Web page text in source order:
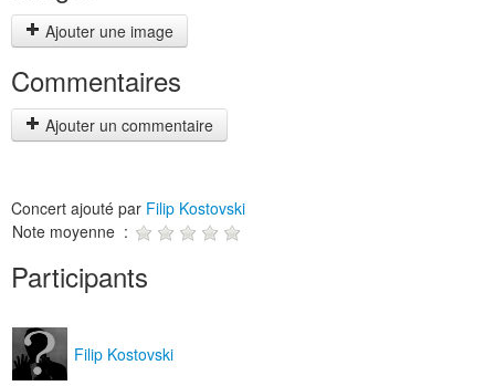
Ajouter une image
Commentaires
Ajouter un commentaire
Concert ajouté par Filip Kostovski
Note moyenne :
Participants
Filip Kostovski